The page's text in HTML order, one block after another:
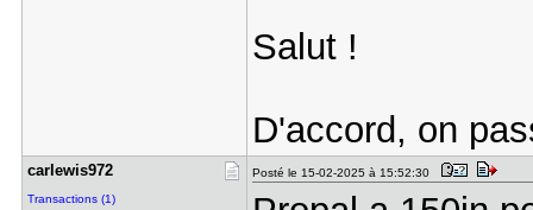
Salut !
D'accord, on
carlewis97​2
Transactions (1)
Posté le 15-02-2025 à 15:52:30